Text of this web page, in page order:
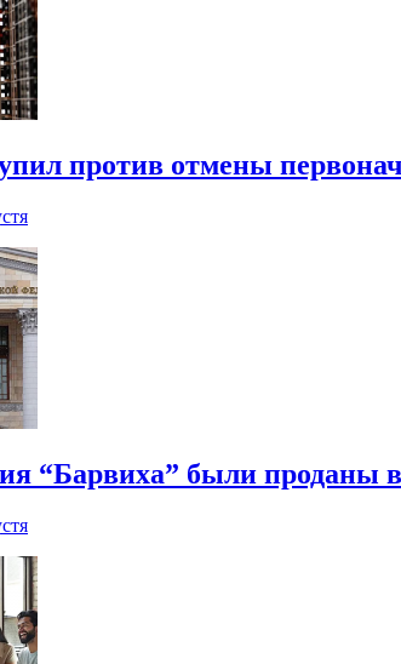
против отмены
“Барвиха” были проданы